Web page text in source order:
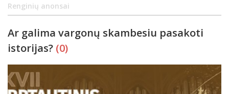
Renginių anonsai
Ar galima vargonų skambesiu pasakoti
istorijas? (0)